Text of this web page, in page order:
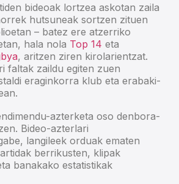
bideoak lortzea askotan zaila
hutsuneak sortzen zituen
– batez ere atzerriko
hala nola Top 14 eta
, aritzen ziren kirolarientzat.
faltak zaildu egiten zuen
eraginkorra klub eta erabaki-
azterketa oso denbora-
Bideo-azterlari
langileek orduak ematen
berrikusten, klipak
banakako estatistikak